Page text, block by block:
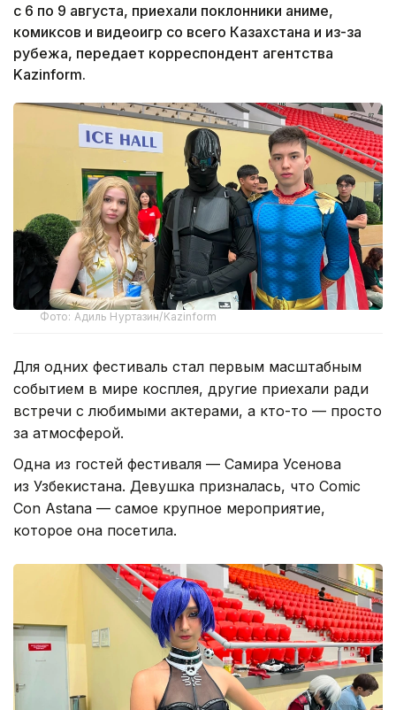
с 6 по 9 августа, приехали поклонники аниме,
комиксов и видеоигр со всего Казахстана и из-за
рубежа, передает корреспондент агентства
Kazinform.
Фото: Адиль Нуртазин/Kazinform
Для одних фестиваль стал первым масштабным
событием в мире косплея, другие приехали ради
встречи с любимыми актерами, а кто-то — просто
за атмосферой.
Одна из гостей фестиваля — Самира Усенова
из Узбекистана. Девушка призналась, что Comic
Con Astana — самое крупное мероприятие,
которое она посетила.